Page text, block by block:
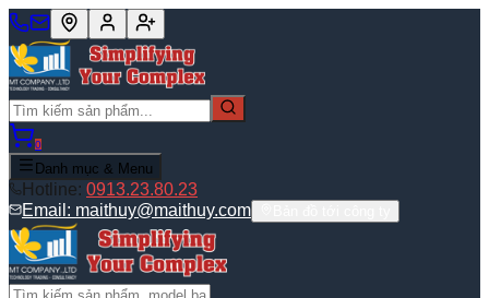
0
Danh mục & Menu
Hotline: 0913.23.80.23
Email: maithuy@maithuy.com